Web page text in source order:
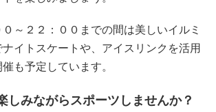
～２２：００までの間は美しいイルミ
イトスケートや、アイスリンクを活用
も予定しています。
しみながらスポーツしませんか？